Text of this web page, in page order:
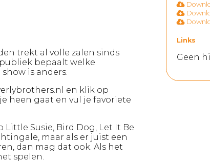
trekt al volle zalen sinds
bepaalt welke
is anders.
en klik op
heen gaat en vul je favoriete
Little Susie, Bird Dog, Let It Be
maar als er juist een
dan mag dat ook. Als het
spelen.
Links
Geen